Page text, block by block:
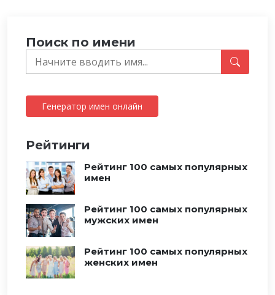
Поиск по имени
Генератор имен онлайн
Рейтинги
Рейтинг 100 самых популярных
имен
Рейтинг 100 самых популярных
мужских имен
Рейтинг 100 самых популярных
женских имен